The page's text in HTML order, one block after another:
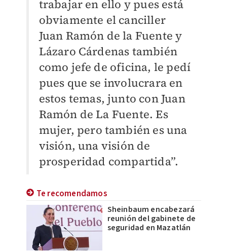
trabajar en ello y pues está
obviamente el canciller
Juan Ramón de la Fuente y
Lázaro Cárdenas también
como jefe de oficina, le pedí
pues que se involucrara en
estos temas, junto con Juan
Ramón de La Fuente. Es
mujer, pero también es una
visión, una visión de
prosperidad compartida”.
Te recomendamos
Sheinbaum encabezará
reunión del gabinete de
seguridad en Mazatlán